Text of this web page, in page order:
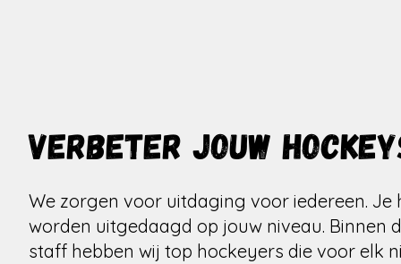
Verbeter jouw
We zorgen voor uitdaging voor iedereen. Je
worden uitgedaagd op jouw niveau. Binnen
staff hebben wij top hockeyers die voor elk